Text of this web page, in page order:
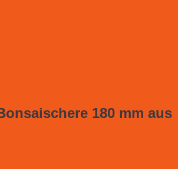
180 mm aus